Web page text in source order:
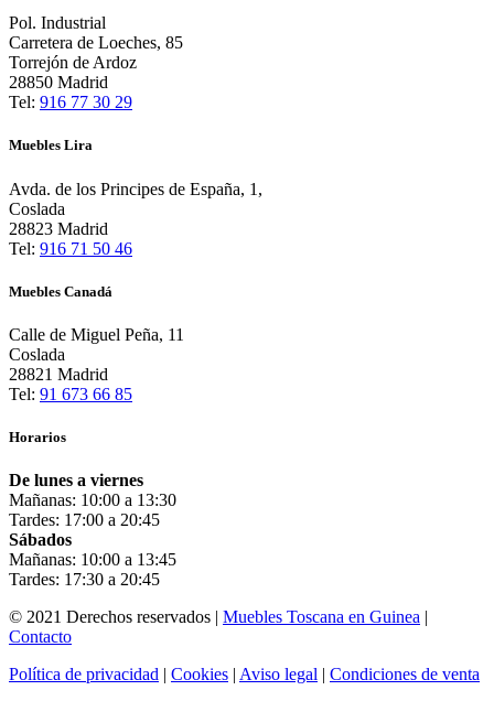
Pol. Industrial
Carretera de Loeches, 85
Torrejón de Ardoz
28850 Madrid
Tel: 916 77 30 29
Muebles Lira
Avda. de los Principes de España, 1,
Coslada
28823 Madrid
Tel: 916 71 50 46
Muebles Canadá
Calle de Miguel Peña, 11
Coslada
28821 Madrid
Tel: 91 673 66 85
Horarios
De lunes a viernes
Mañanas: 10:00 a 13:30
Tardes: 17:00 a 20:45
Sábados
Mañanas: 10:00 a 13:45
Tardes: 17:30 a 20:45
© 2021 Derechos reservados | Muebles Toscana en Guinea |
Contacto
Política de privacidad | Cookies | Aviso legal | Condiciones de venta